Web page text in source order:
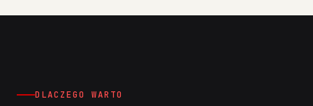
DLACZEGO WARTO